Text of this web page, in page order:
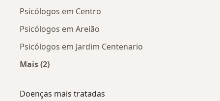
Psicólogos em Centro
Psicólogos em Areião
Psicólogos em Jardim Centenario
Mais (2)
Doenças mais tratadas